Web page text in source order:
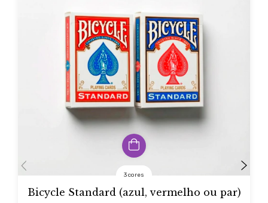
3 cores
Bicycle Standard (azul, vermelho ou par)